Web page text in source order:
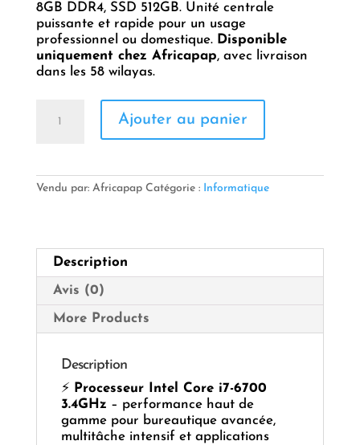
8GB DDR4, SSD 512GB. Unité centrale
puissante et rapide pour un usage
professionnel ou domestique. Disponible
uniquement chez Africapap, avec livraison
dans les 58 wilayas.
H110
6700
3.4GHz
8GB
/
512GB
SANS
G.DVD
Ajouter au panier
Vendu par: Africapap Catégorie : Informatique
Description
Avis (0)
More Products
Description
⚡
Processeur Intel Core i7-6700
3.4GHz – performance haut de
gamme pour bureautique avancée,
multitâche intensif et applications